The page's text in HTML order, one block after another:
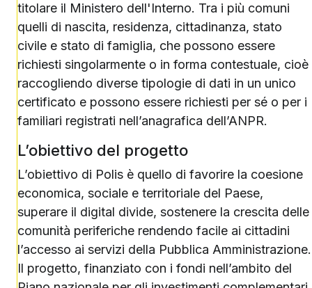
titolare il Ministero dell'Interno. Tra i più comuni
quelli di nascita, residenza, cittadinanza, stato
civile e stato di famiglia, che possono essere
richiesti singolarmente o in forma contestuale, cioè
raccogliendo diverse tipologie di dati in un unico
certificato e possono essere richiesti per sé o per i
familiari registrati nell’anagrafica dell’ANPR.
L’obiettivo del progetto
L’obiettivo di Polis è quello di favorire la coesione
economica, sociale e territoriale del Paese,
superare il digital divide, sostenere la crescita delle
comunità periferiche rendendo facile ai cittadini
l’accesso ai servizi della Pubblica Amministrazione.
Il progetto, finanziato con i fondi nell’ambito del